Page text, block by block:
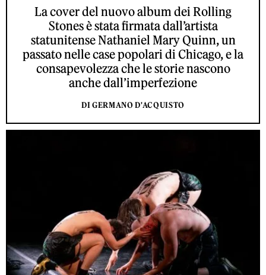
La cover del nuovo album dei Rolling
Stones è stata firmata dall’artista
statunitense Nathaniel Mary Quinn, un
passato nelle case popolari di Chicago, e la
consapevolezza che le storie nascono
anche dall’imperfezione
DI GERMANO D'ACQUISTO